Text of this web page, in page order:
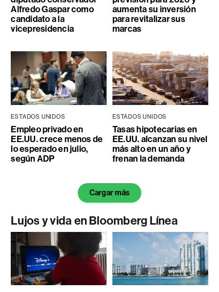
Alfredo Gaspar como
candidato a la
vicepresidencia
aumenta su inversión
para revitalizar sus
marcas
ESTADOS UNIDOS
Empleo privado en
EE.UU. crece menos de
lo esperado en julio,
según ADP
ESTADOS UNIDOS
Tasas hipotecarias en
EE.UU. alcanzan su nivel
más alto en un año y
frenan la demanda
Cargar más
Lujos y vida en Bloomberg Línea